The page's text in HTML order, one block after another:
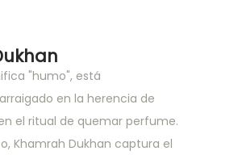
"humo", está
en la herencia de
el ritual de quemar perfume.
Khamrah Dukhan captura el